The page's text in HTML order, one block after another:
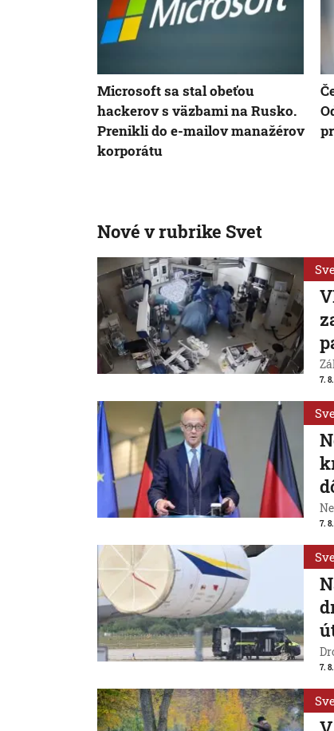
Microsoft sa stal obeťou
hackerov s väzbami na Rusko.
Prenikli do e-mailov manažérov
korporátu
Nové v rubrike Svet
7.
7.
7.